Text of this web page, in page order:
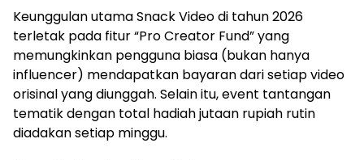
Keunggulan utama Snack Video di tahun 2026
terletak pada fitur “Pro Creator Fund” yang
memungkinkan pengguna biasa (bukan hanya
influencer) mendapatkan bayaran dari setiap video
orisinal yang diunggah. Selain itu, event tantangan
tematik dengan total hadiah jutaan rupiah rutin
diadakan setiap minggu.